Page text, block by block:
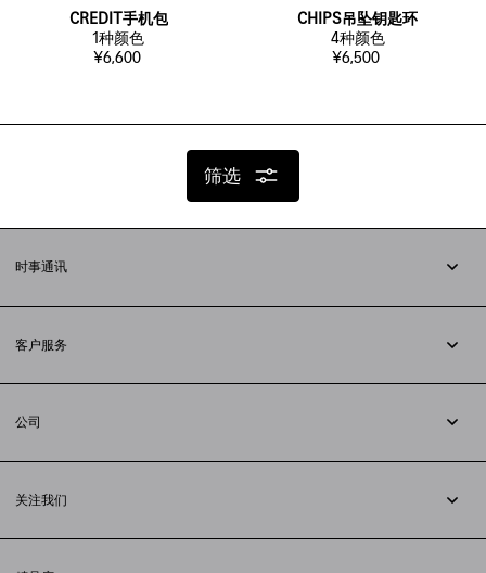
CREDIT手机包
1种颜色
¥6,600
CHIPS吊坠钥匙环
4种颜色
¥6,500
筛选
时事通讯
客户服务
配送方式
支付
常见问题解答
公司
法律问题
联合国世界粮食计划署
关注我们